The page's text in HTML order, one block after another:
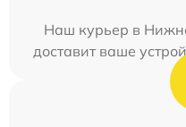
Наш курьер в
доставит ваше